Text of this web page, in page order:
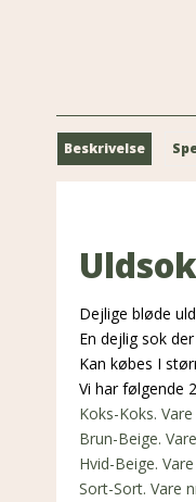
Beskrivelse
Dejlige bløde
En dejlig sok
Kan købes I
Vi har følgende
Koks-Koks.
Brun-Beige.
Hvid-Beige.
Sort-Sort. Vare